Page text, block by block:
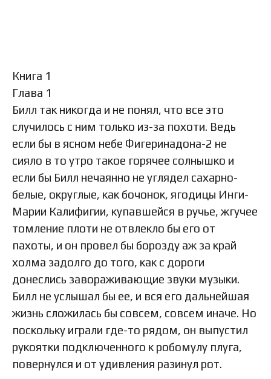
Книга 1
Глава 1
Билл так никогда и не понял, что все это
случилось с ним только из-за похоти. Ведь
если бы в ясном небе Фигеринадона-2 не
сияло в то утро такое горячее солнышко и
если бы Билл нечаянно не углядел сахарно-
белые, округлые, как бочонок, ягодицы Инги-
Марии Калифигии, купавшейся в ручье, жгучее
томление плоти не отвлекло бы его от
пахоты, и он провел бы борозду аж за край
холма задолго до того, как с дороги
донеслись завораживающие звуки музыки.
Билл не услышал бы ее, и вся его дальнейшая
жизнь сложилась бы совсем, совсем иначе. Но
поскольку играли где-то рядом, он выпустил
рукоятки подключенного к робомулу плуга,
повернулся и от удивления разинул рот.